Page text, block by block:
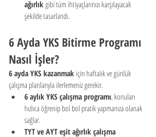
ağırlık gibi tüm ihtiyaçlarınızı karşılayacak
şekilde tasarlandı.
6 Ayda YKS Bitirme Programı
Nasıl İşler?
6 ayda YKS kazanmak için haftalık ve günlük
çalışma planlarıyla ilerlemeniz gerekir.
6 aylık YKS çalışma programı, konuları
hızlıca öğrenip bol bol pratik yapmanıza olanak
sağlar.
TYT ve AYT eşit ağırlık çalışma